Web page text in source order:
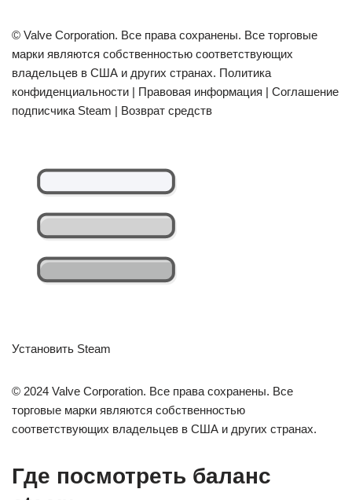
© Valve Corporation. Все права сохранены. Все торговые
марки являются собственностью соответствующих
владельцев в США и других странах. Политика
конфиденциальности | Правовая информация | Соглашение
подписчика Steam | Возврат средств
Установить Steam
© 2024 Valve Corporation. Все права сохранены. Все
торговые марки являются собственностью
соответствующих владельцев в США и других странах.
Где посмотреть баланс